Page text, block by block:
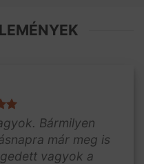
Bármilyen
már meg is
vagyok a